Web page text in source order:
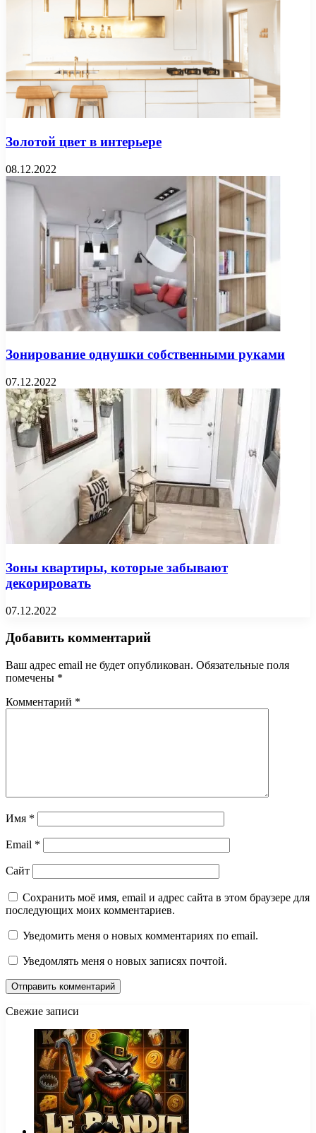
Золотой цвет в интерьере
08.12.2022
Зонирование однушки собственными руками
07.12.2022
Зоны квартиры, которые забывают
декорировать
07.12.2022
Добавить комментарий
Ваш адрес email не будет опубликован. Обязательные поля
помечены *
Комментарий *
Имя *
Email *
Сайт
Сохранить моё имя, email и адрес сайта в этом браузере для
последующих моих комментариев.
Уведомить меня о новых комментариях по email.
Уведомлять меня о новых записях почтой.
Свежие записи